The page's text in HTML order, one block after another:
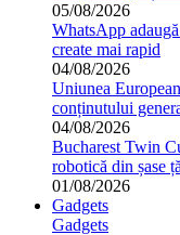
05/08/2026
WhatsApp
create mai rapid
04/08/2026
Uniunea
conținutului
04/08/2026
Bucharest Twin
robotică din șase
01/08/2026
Gadgets
Gadgets